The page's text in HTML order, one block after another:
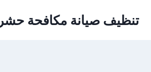
تنظيف صيانة مكافحة